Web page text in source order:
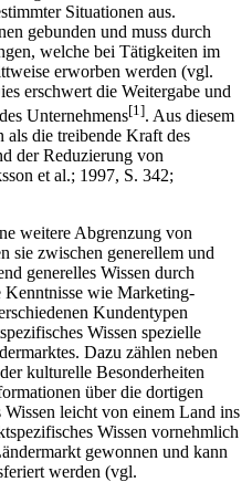
Situationen aus.
gebunden und muss durch
welche bei Tätigkeiten im
erworben werden (vgl.
erschwert die Weitergabe und
Unternehmens[1]. Aus diesem
die treibende Kraft des
der Reduzierung von
et al.; 1997, S. 342;
weitere Abgrenzung von
sie zwischen generellem und
generelles Wissen durch
Kenntnisse wie Marketing-
Kundentypen
Wissen spezielle
Dazu zählen neben
kulturelle Besonderheiten
über die dortigen
leicht von einem Land ins
Wissen vornehmlich
gewonnen und kann
werden (vgl.